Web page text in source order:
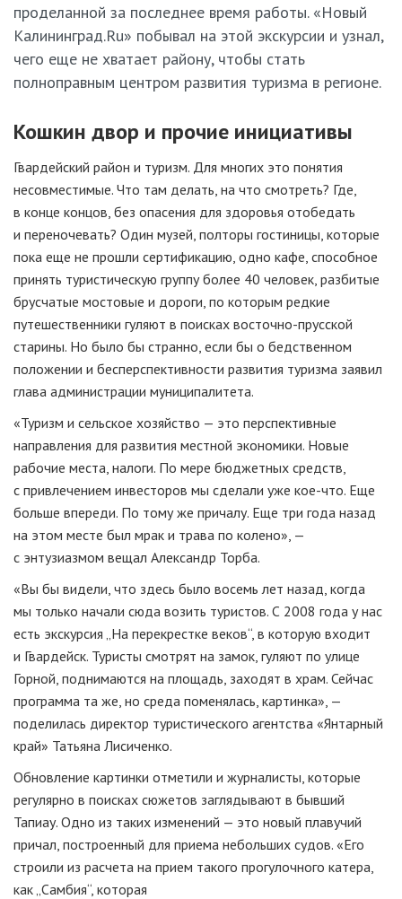
проделанной за последнее время работы. «Новый
Калининград.Ru» побывал на этой экскурсии и узнал,
чего еще не хватает району, чтобы стать
полноправным центром развития туризма в регионе.
Кошкин двор и прочие инициативы
Гвардейский район и туризм. Для многих это понятия
несовместимые. Что там делать, на что смотреть? Где,
в конце концов, без опасения для здоровья отобедать
и переночевать? Один музей, полторы гостиницы, которые
пока еще не прошли сертификацию, одно кафе, способное
принять туристическую группу более 40 человек, разбитые
брусчатые мостовые и дороги, по которым редкие
путешественники гуляют в поисках восточно-прусской
старины. Но было бы странно, если бы о бедственном
положении и бесперспективности развития туризма заявил
глава администрации муниципалитета.
«Туризм и сельское хозяйство — это перспективные
направления для развития местной экономики. Новые
рабочие места, налоги. По мере бюджетных средств,
с привлечением инвесторов мы сделали уже кое-что. Еще
больше впереди. По тому же причалу. Еще три года назад
на этом месте был мрак и трава по колено», —
с энтузиазмом вещал Александр Торба.
«Вы бы видели, что здесь было восемь лет назад, когда
мы только начали сюда возить туристов. С 2008 года у нас
есть экскурсия „На перекрестке веков“, в которую входит
и Гвардейск. Туристы смотрят на замок, гуляют по улице
Горной, поднимаются на площадь, заходят в храм. Сейчас
программа та же, но среда поменялась, картинка», —
поделилась директор туристического агентства «Янтарный
край» Татьяна Лисиченко.
Обновление картинки отметили и журналисты, которые
регулярно в поисках сюжетов заглядывают в бывший
Тапиау. Одно из таких изменений — это новый плавучий
причал, построенный для приема небольших судов. «Его
строили из расчета на прием такого прогулочного катера,
как „Самбия“, которая